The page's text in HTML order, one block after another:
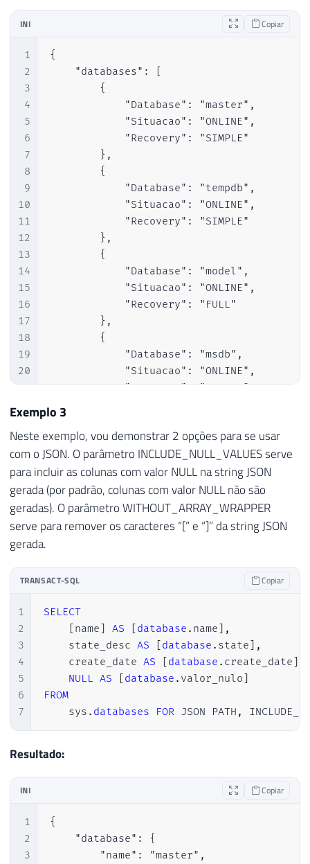
INI Copiar
1
2
3
4
5
6
7
8
9
10
11
12
13
14
15
16
17
18
19
20
21
23
24
25
26
27
28
29
32
33
{
    "databases": [
        {
            "Database": "master",
            "Situacao": "ONLINE",
            "Recovery": "SIMPLE"
        },
        {
            "Database": "tempdb",
            "Situacao": "ONLINE",
            "Recovery": "SIMPLE"
        },
        {
            "Database": "model",
            "Situacao": "ONLINE",
            "Recovery": "FULL"
        },
        {
            "Database": "msdb",
            "Situacao": "ONLINE",
            "Recovery": "SIMPLE"
        {
            "Database": "CLR",
            "Situacao": "ONLINE",
            "Recovery": "SIMPLE"
        },
        {
            "Database": "dirceuresende",
        }
    ]
Exemplo 3
Neste exemplo, vou demonstrar 2 opções para se usar
com o JSON. O parâmetro INCLUDE_NULL_VALUES serve
para incluir as colunas com valor NULL na string JSON
gerada (por padrão, colunas com valor NULL não são
geradas). O parâmetro WITHOUT_ARRAY_WRAPPER
serve para remover os caracteres “[” e “]” da string JSON
gerada.
TRANSACT-SQL Copiar
1
2
3
4
5
6
7
SELECT
[name] AS [database . name] ,
    state_desc
AS [database . state] ,
    create_date
AS [database . create_date]
NULL AS [database . valor_nulo]
FROM
    sys
. databases FOR JSON PATH ,
Resultado:
INI Copiar
1
2
3
{
    "database": {
        "name": "master",